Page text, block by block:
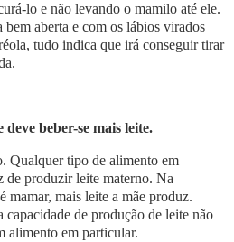
lo e não levando o mamilo até ele.
bem aberta e com os lábios virados
tudo indica que irá conseguir tirar
beber-se mais leite.
Qualquer tipo de alimento em
de produzir leite materno. Na
mamar, mais leite a mãe produz.
de produção de leite não
alimento em particular.